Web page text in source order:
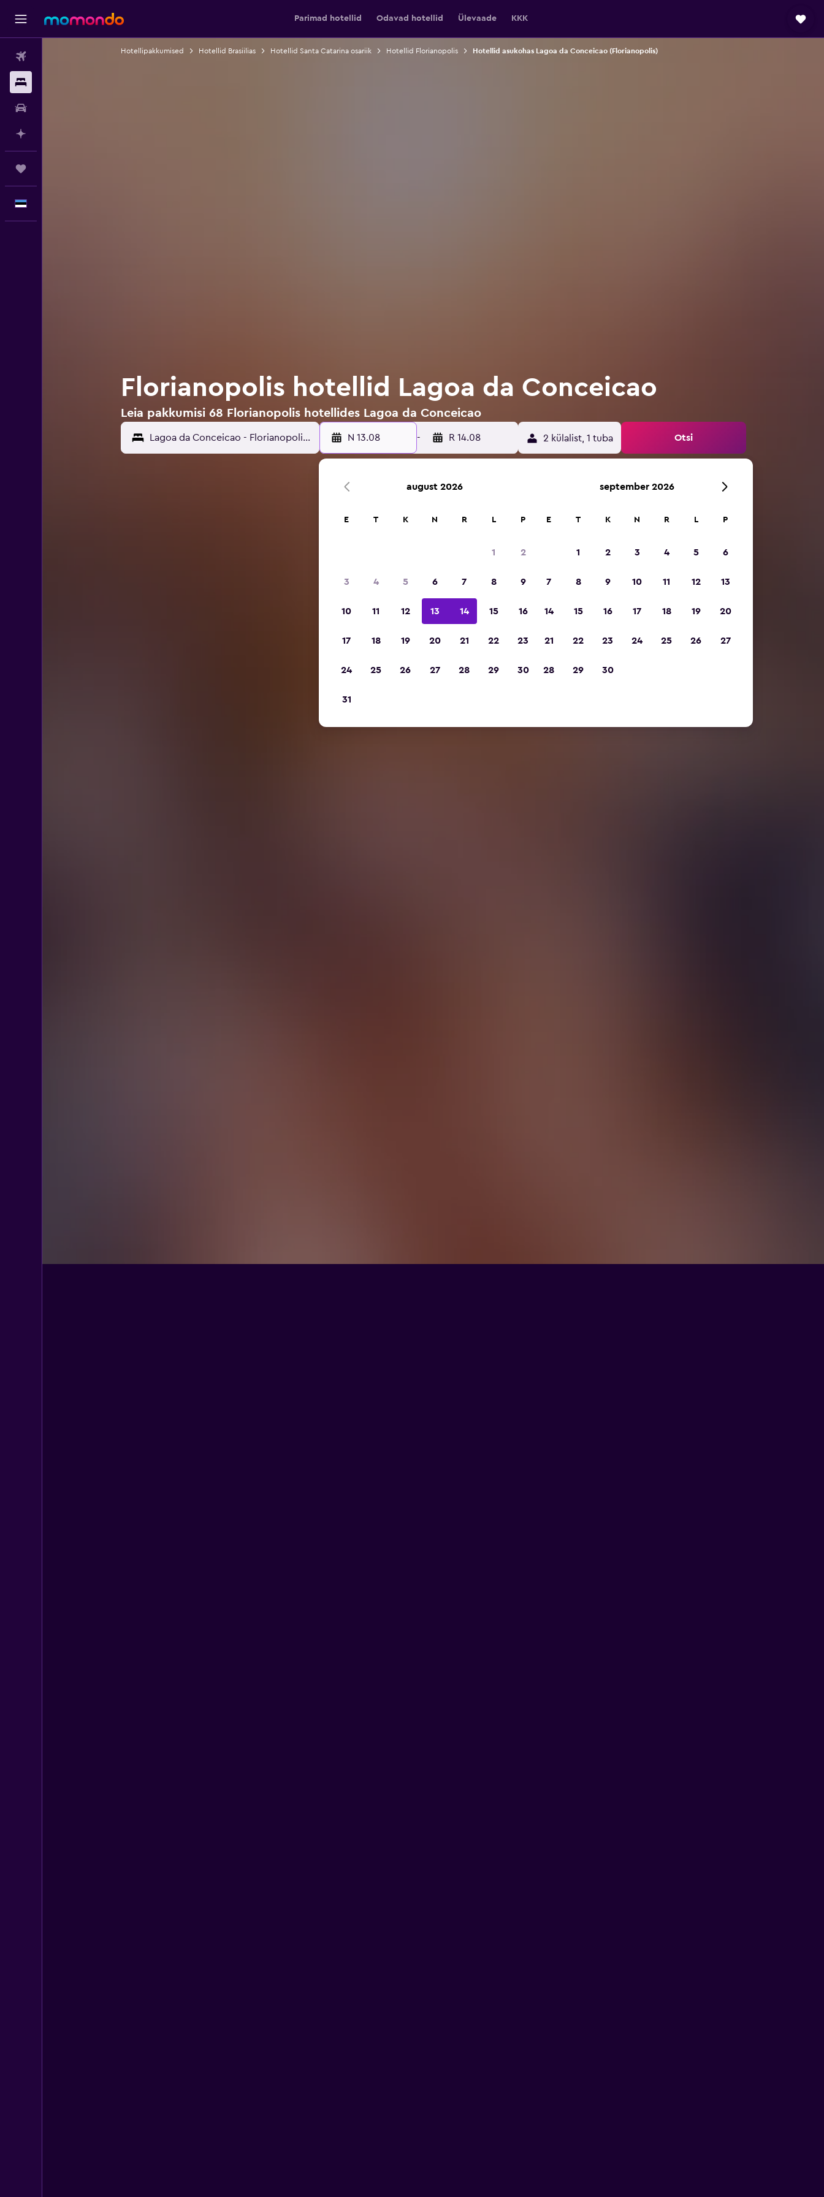
Parimad hotellid Odavad hotellid Ülevaade KKK
Hotellipakkumised Hotellid Brasiilias Hotellid Santa Catarina osariik Hotellid Florianopolis Hotellid asukohas Lagoa da Conceicao (Florianopolis)
Florianopolis hotellid Lagoa da Conceicao
Leia pakkumisi 68 Florianopolis hotellides Lagoa da Conceicao
N 13.08 - R 14.08 2 külalist, 1 tuba Otsi
august 2026
E T K N R L P
1 2
3 4 5 6 7 8 9
10 11 12 13 14 15 16
17 18 19 20 21 22 23
24 25 26 27 28 29 30
31
september 2026
E T K N R L P
1 2 3 4 5 6
7 8 9 10 11 12 13
14 15 16 17 18 19 20
21 22 23 24 25 26 27
28 29 30